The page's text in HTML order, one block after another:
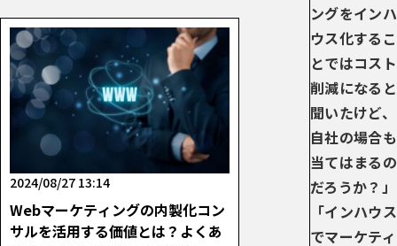
ングをインハ
ウス化するこ
とではコスト
削減になると
聞いたけど、
自社の場合も
当てはまるの
だろうか？」
「インハウス
でマーケティ
2024/08/27 13:14
Webマーケティングの内製化コン
サルを活用する価値とは？よくあ